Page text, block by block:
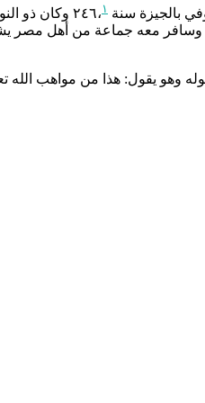
سنة ٢٤٦، ١
وكان ذو
وسافر معه جماعة من أهل
وهو يقول: هذا من مواهب